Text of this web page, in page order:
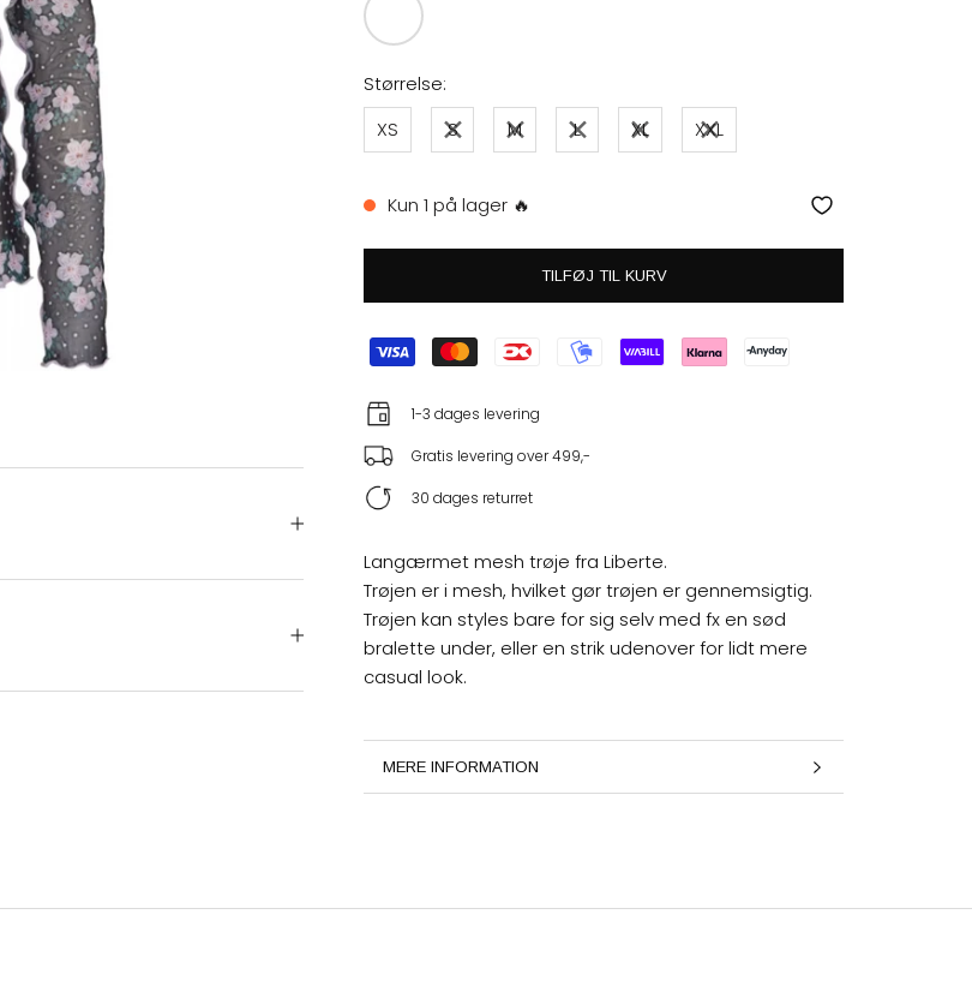
Størrelse:
XS
S M L XL XXL
Kun 1 på lager 🔥
TILFØJ TIL KURV
1-3 dages levering
Gratis levering over 499,-
30 dages returret
Langærmet mesh trøje fra Liberte.
Trøjen er i mesh, hvilket gør trøjen er gennemsigtig.
Trøjen kan styles bare for sig selv med fx en sød
bralette under, eller en strik udenover for lidt mere
casual look.
MERE INFORMATION
SE BILLEDER